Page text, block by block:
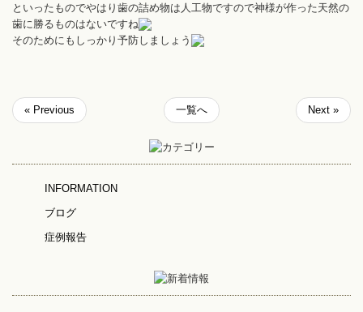
といったものでやはり歯の詰め物は人工物ですので神様が作った天然の
歯に勝るものはないですね
そのためにもしっかり予防しましょう
« Previous 一覧へ Next »
INFORMATION
ブログ
症例報告